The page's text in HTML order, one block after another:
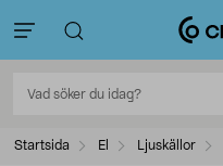
Startsida El Ljuskällor